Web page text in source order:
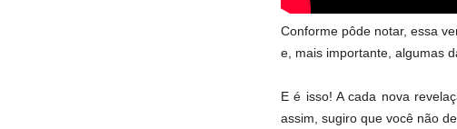
Conforme pôde notar, essa
e, mais importante, algumas
E é isso! A cada nova
assim, sugiro que você não